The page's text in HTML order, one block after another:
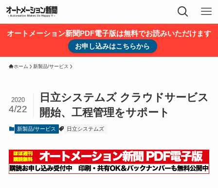
オートメーション新聞PDF電子版は無料でお読みいただけます
お申し込みはこちらから
ホーム 新製品/サービス
日立システムズ クラウドサービス
開始、工程管理をサポート
2020
4/22
新製品/サービス 日立システムズ